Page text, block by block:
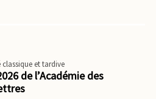
et tardive
de l’Académie des